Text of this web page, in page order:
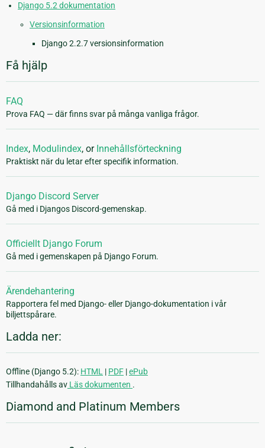
Django 5.2 dokumentation
Versionsinformation
Django 2.2.7 versionsinformation
Få hjälp
FAQ
Prova FAQ — där finns svar på många vanliga frågor.
Index, Modulindex, or Innehållsförteckning
Praktiskt när du letar efter specifik information.
Django Discord Server
Gå med i Djangos Discord-gemenskap.
Officiellt Django Forum
Gå med i gemenskapen på Django Forum.
Ärendehantering
Rapportera fel med Django- eller Django-dokumentation i vår
biljettspårare.
Ladda ner:
Offline (Django 5.2): HTML | PDF |ePub
Tillhandahålls av Läs dokumenten .
Diamond and Platinum Members